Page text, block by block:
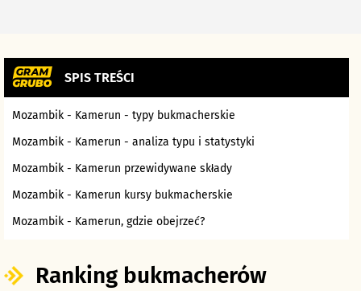
SPIS TREŚCI
Mozambik - Kamerun - typy bukmacherskie
Mozambik - Kamerun - analiza typu i statystyki
Mozambik - Kamerun przewidywane składy
Mozambik - Kamerun kursy bukmacherskie
Mozambik - Kamerun, gdzie obejrzeć?
Ranking bukmacherów